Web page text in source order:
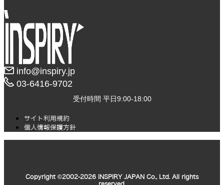
info@inspiry.jp
03-6416-9702​
受付時間 平日9:00-18:00
サイト利用規約
個人情報保護方針
Copyright ©2002-2026 INSPIRY JAPAN Co., Ltd. All rights